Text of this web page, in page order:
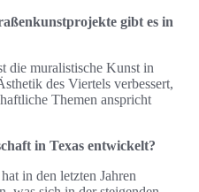
gibt es in
die muralistische Kunst in
des Viertels verbessert,
Themen anspricht
in Texas entwickelt?
in den letzten Jahren